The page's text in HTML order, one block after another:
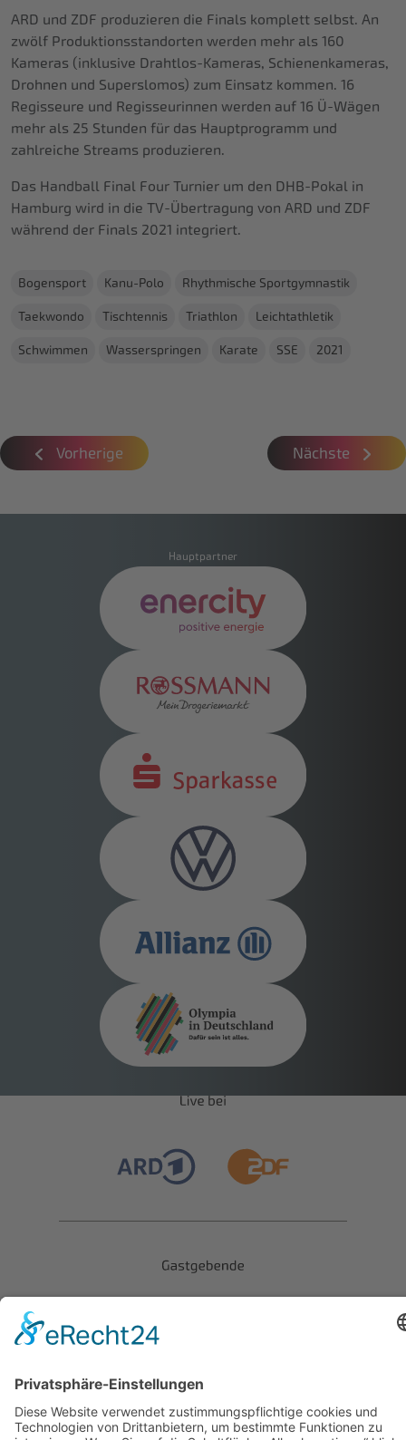
ARD und ZDF produzieren die Finals komplett selbst. An
zwölf Produktionsstandorten werden mehr als 160
Kameras (inklusive Drahtlos-Kameras, Schienenkameras,
Drohnen und Superslomos) zum Einsatz kommen. 16
Regisseure und Regisseurinnen werden auf 16 Ü-Wägen
mehr als 25 Stunden für das Hauptprogramm und
zahlreiche Streams produzieren.
Das Handball Final Four Turnier um den DHB-Pokal in
Hamburg wird in die TV-Übertragung von ARD und ZDF
während der Finals 2021 integriert.
Bogensport Kanu-Polo Rhythmische Sportgymnastik
Taekwondo Tischtennis Triathlon Leichtathletik
Schwimmen Wasserspringen Karate SSE 2021
Vorherige Nächste
Hauptpartner